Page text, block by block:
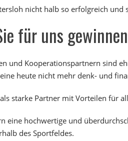
nicht halb so erfolgreich und
für uns gewinnen
und Kooperationspartnern sind
heute nicht mehr denk- und
starke Partner mit Vorteilen für
eine hochwertige und
des Sportfeldes.